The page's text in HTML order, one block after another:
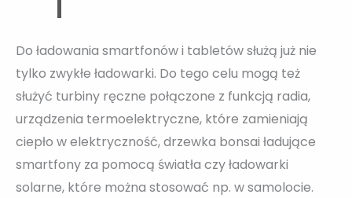
Do ładowania smartfonów i tabletów służą już nie
tylko zwykłe ładowarki. Do tego celu mogą też
służyć turbiny ręczne połączone z funkcją radia,
urządzenia termoelektryczne, które zamieniają
ciepło w elektryczność, drzewka bonsai ładujące
smartfony za pomocą światła czy ładowarki
solarne, które można stosować np. w samolocie.